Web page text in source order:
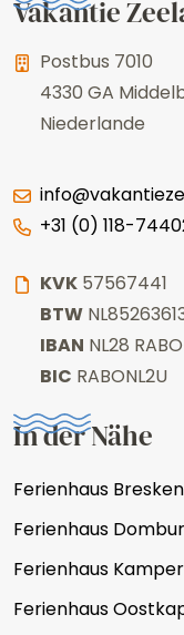
Vakantie
Postbus 7010
4330 GA
Niederlande
+31 (0) 118-
KVK 57567441
BTW
IBAN NL28
BIC RABONL2U
In der Nähe
Ferienhaus
Ferienhaus
Ferienhaus
Ferienhaus